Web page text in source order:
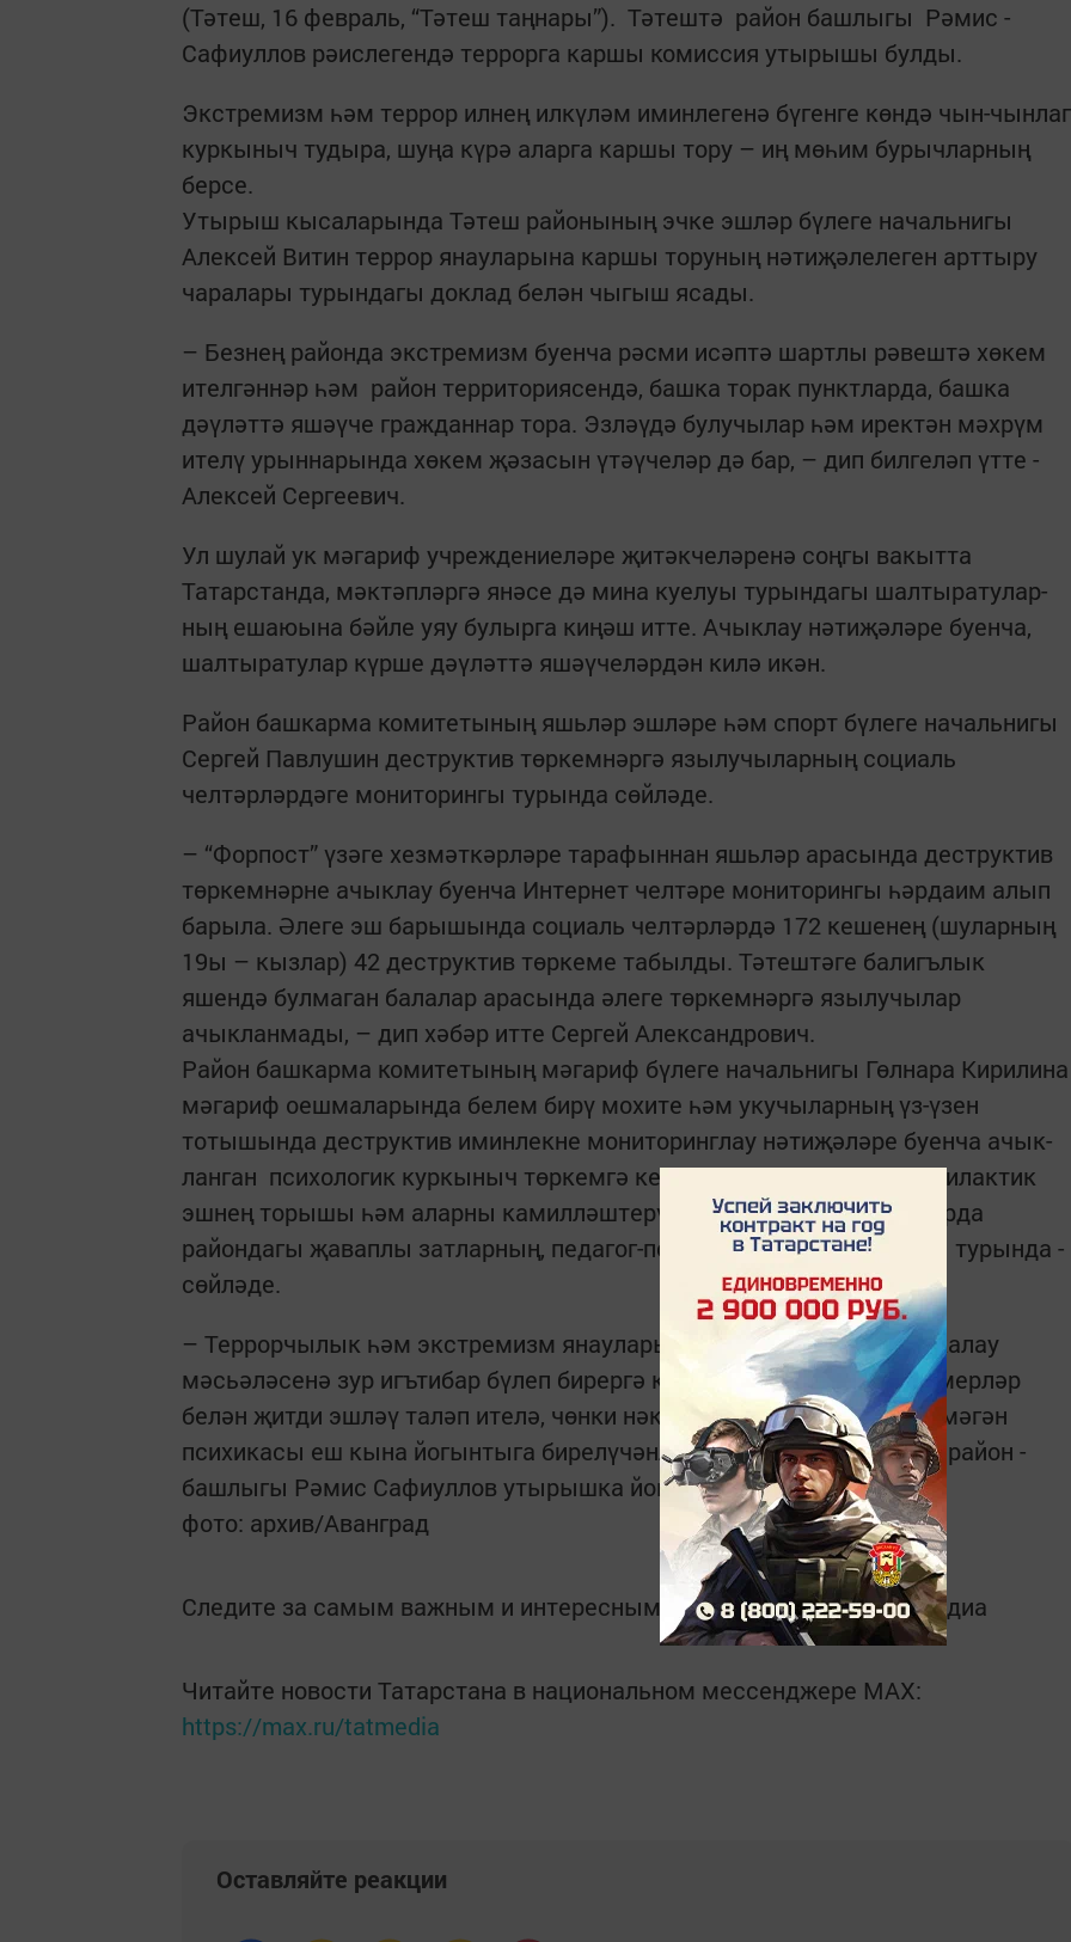
(Тәтеш, 16 февраль, “Тәтеш таңнары”). Тәтештә район­ баш­­лы­гы Рәмис ­
Сафиуллов рәислегендә террорга каршы комиссия утырышы булды.
Экстремизм һәм террор илнең илкүләм имин­легенә бүгенге көндә чын-
куркыныч тудыра, шуңа күрә аларга каршы тору – иң мөһим бурычларның
берсе.
Утырыш кысаларында Тәтеш районының эчке эшләр бүлеге начальнигы
Алексей Витин террор янау­ларына каршы торуның нәтиҗәлелеген арттыру
чаралары турындагы доклад белән чыгыш ясады.
– Безнең районда экстремизм буенча рәсми исәптә шартлы рәвештә хөкем
ителгәннәр һәм район территориясендә, башка торак пунктларда, башка
дәүләттә яшәүче гражданнар тора. Эзләүдә булучылар һәм иректән мәхрүм
ителү урыннарында хөкем җәзасын үтәүчеләр дә бар, – дип билгеләп үтте ­
Алексей ­Сергеевич.
Ул шулай ук мәгариф учреждениеләре җитәк­челәренә соңгы ­вакытта
Татарстанда, мәктәпләргә янәсе дә мина ­куелуы турындагы шалты­ратулар­
ның ­ешаюына бәйле уяу булырга ки­ңәш итте. Ачык­лау нәти­җәләре буенча,
шалтыратулар күрше дәүләттә яшәүчеләрдән килә икән.
Район ­башкарма коми­теты­ның яшьләр эш­лә­ре һәм спорт ­бү­­леге начальнигы
Сер­гей Павлушин ­­деструктив төркемнәргә язылучыларның социаль
челтәрләрдәге ­мо­ниторингы турында сөйләде.
– “Форпост” үзәге хезмәткәрләре тарафыннан яшьләр арасында деструктив
төркемнәрне ачыклау буенча Интернет челтәре мониторингы һәрдаим алып
барыла. Әлеге эш барышында социаль челтәрләрдә 172 кешенең (шуларның
19ы – кызлар) 42 деструктив төркеме табылды. Тәтештәге балигълык
яшендә булмаган балалар арасында әлеге төркемнәргә язылучылар
ачыкланмады, – дип хәбәр итте Сергей Александрович.
Район башкарма коми­тетының мәгариф бүлеге начальнигы Гөлнара ­Кирилина
мәгариф оешмаларында белем бирү мохите һәм укучыларның үз-үзен
тотышында дес­труктив иминлекне мониторинглау нәтиҗәләре буенча ачык­
ланган психологик куркыныч төркемгә керүче балалар белән профилактик
эшнең торышы һәм аларны камилләштерү чаралары, шулай ук аларда
райондагы җаваплы затларның, педагог-психо­логларның катнашуы ­турында ­
сөй­ләде.
– Террорчылык һәм экстремизм янауларын кисәтүне профилактикалау
мәсьәләсенә зур игътибар бүлеп бирергә кирәк. Балалар һәм яшүсмерләр
белән җитди эшләү таләп ителә, чөнки нәкъ тә алар­ның ныгып җитмәгән
психикасы еш кына йогынтыга бирелүчәнлеккә дучар була, – диде район ­
башлыгы Рәмис Сафиуллов утырышка ­йомгак ясап.
фото: архив/Аванград
Следите за самым важным и интересным вTelegram-каналеТатмедиа
Читайте новости Татарстана в национальном мессенджере MАХ:
https://max.ru/tatmedia
Оставляйте реакции